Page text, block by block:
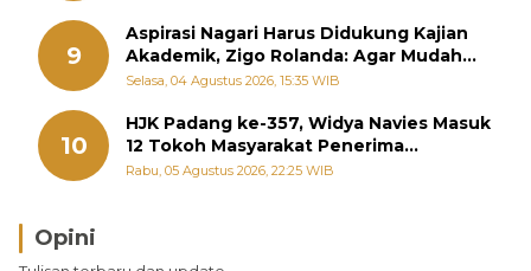
9
Aspirasi Nagari Harus Didukung Kajian
Akademik, Zigo Rolanda: Agar Mudah
Diperjuangkan di Kementerian
Selasa, 04 Agustus 2026, 15:35 WIB
10
HJK Padang ke-357, Widya Navies Masuk
12 Tokoh Masyarakat Penerima
Penghargaan Pemko Padang
Rabu, 05 Agustus 2026, 22:25 WIB
Opini
Brasil Lebih Diunggulkan, tetapi Jepang Selalu